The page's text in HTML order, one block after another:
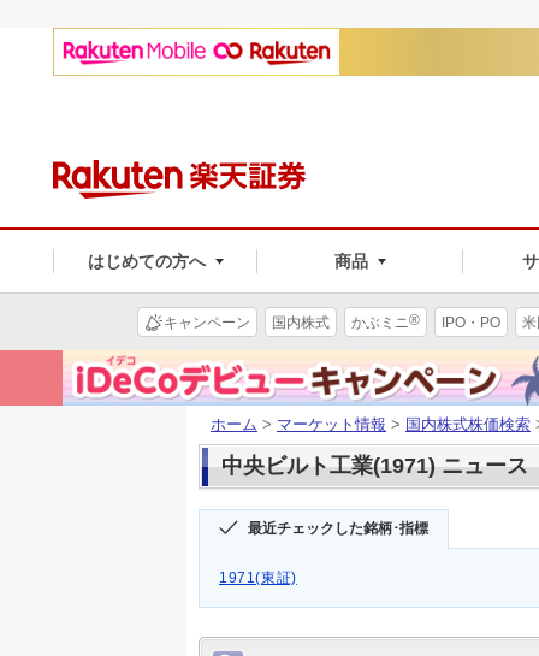
はじめての方へ 商品
キャンペーン 国内株式 かぶミニ® IPO・PO
ホーム > マーケット情報 > 国内株式株価検索
中央ビルト工業(1971) ニュース
最近チェックした銘柄･指標
1971(東証)